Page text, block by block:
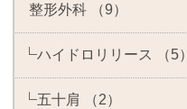
整形外科 （9）
ハイドロリリース （5）
五十肩 （2）